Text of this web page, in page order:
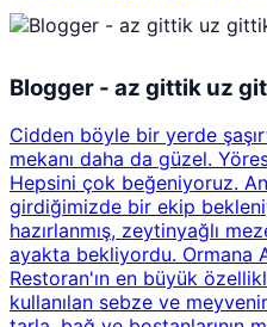
Blogger - az gittik uz
Cidden böyle bir yerde
mekanı daha da güzel.
Hepsini çok beğeniyoruz.
girdiğimizde bir ekip
hazırlanmış, zeytinyağlı
ayakta bekliyordu. Ormana
Restoran'ın en büyük
kullanılan sebze ve